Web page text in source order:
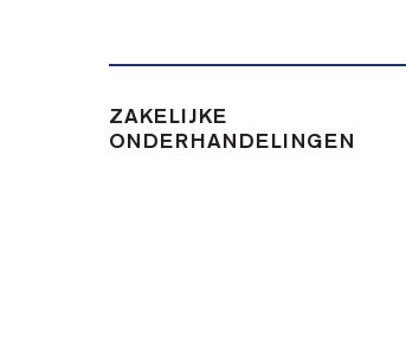
ZAKELIJKE
ONDERHANDELINGEN